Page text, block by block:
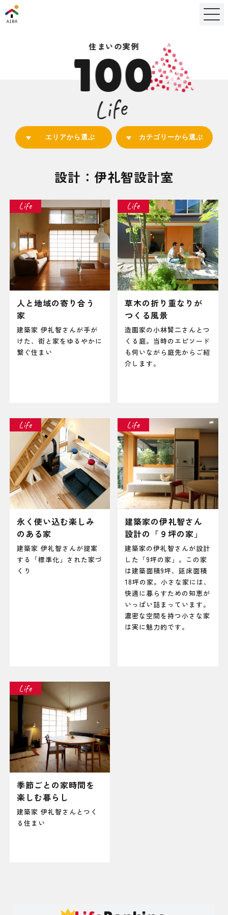
住まいの実例
100
Life
カテゴリーから選ぶ
エリアから選ぶ
設計：伊礼智設計室
Life
人と地域の寄り合う
家
建築家 伊礼智さんが手が
けた、街と家をゆるやかに
繋ぐ住まい
Life
草木の折り重なりが
つくる風景
造園家の小林賢二さんとつ
くる庭。当時のエピソード
も伺いながら庭先からご紹
介します。
Life
永く使い込む楽しみ
のある家
建築家 伊礼智さんが提案
する「標準化」された家づ
くり
Life
建築家の伊礼智さん
設計の「９坪の家」
建築家の伊礼智さんが設計
した「9坪の家」。この家
は建築面積9坪、延床面積
18坪の家。小さな家には、
快適に暮らすための知恵が
いっぱい詰まっています。
濃密な空間を持つ小さな家
は実に魅力的です。
Life
季節ごとの家時間を
楽しむ暮らし
建築家 伊礼智さんとつく
る住まい